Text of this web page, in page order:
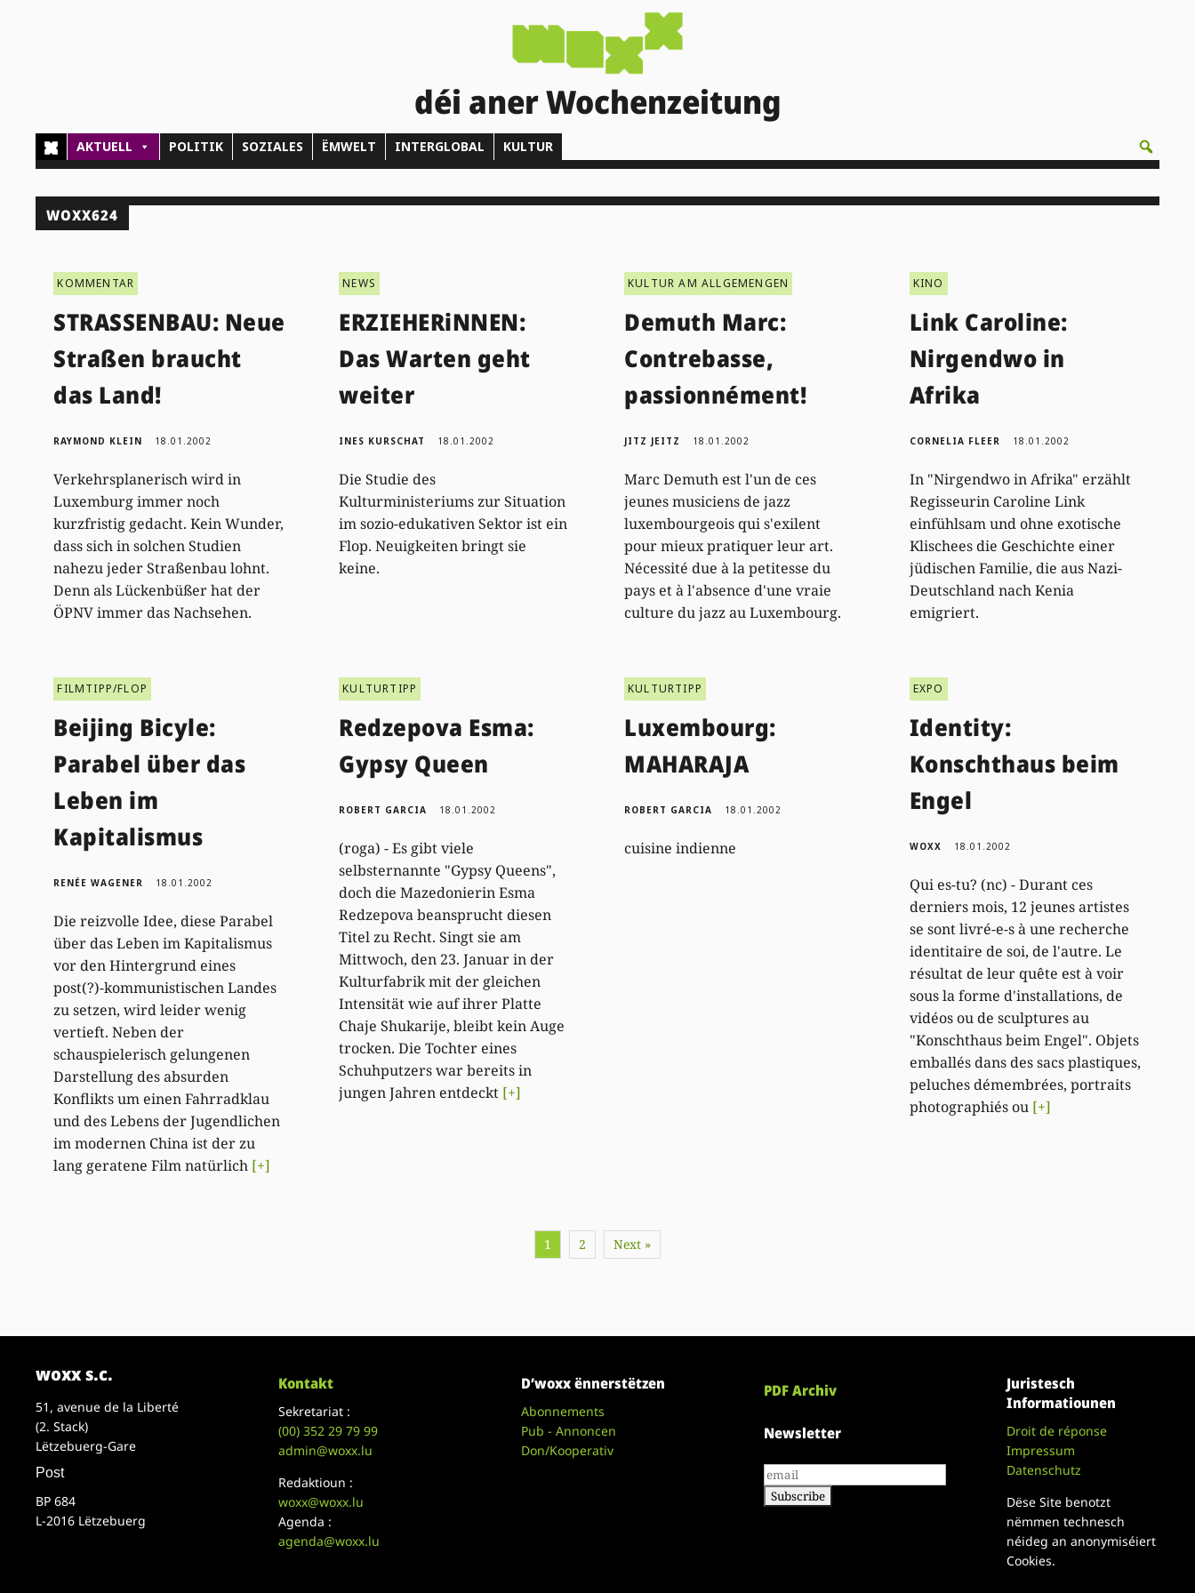
déi aner Wochenzeitung
AKTUELL POLITIK SOZIALES ËMWELT INTERGLOBAL KULTUR
WOXX624
KOMMENTAR
STRASSENBAU: Neue
Straßen braucht
das Land!
RAYMOND KLEIN 18.01.2002
Verkehrsplanerisch wird in
Luxemburg immer noch
kurzfristig gedacht. Kein Wunder,
dass sich in solchen Studien
nahezu jeder Straßenbau lohnt.
Denn als Lückenbüßer hat der
ÖPNV immer das Nachsehen.
NEWS
ERZIEHERiNNEN:
Das Warten geht
weiter
INES KURSCHAT 18.01.2002
Die Studie des
Kulturministeriums zur Situation
im sozio-edukativen Sektor ist ein
Flop. Neuigkeiten bringt sie
keine.
KULTUR AM ALLGEMENGEN
Demuth Marc:
Contrebasse,
passionnément!
JITZ JEITZ 18.01.2002
Marc Demuth est l'un de ces
jeunes musiciens de jazz
luxembourgeois qui s'exilent
pour mieux pratiquer leur art.
Nécessité due à la petitesse du
pays et à l'absence d'une vraie
culture du jazz au Luxembourg.
KINO
Link Caroline:
Nirgendwo in
Afrika
CORNELIA FLEER 18.01.2002
In "Nirgendwo in Afrika" erzählt
Regisseurin Caroline Link
einfühlsam und ohne exotische
Klischees die Geschichte einer
jüdischen Familie, die aus Nazi-
Deutschland nach Kenia
emigriert.
FILMTIPP/FLOP
Beijing Bicyle:
Parabel über das
Leben im
Kapitalismus
RENÉE WAGENER 18.01.2002
Die reizvolle Idee, diese Parabel
über das Leben im Kapitalismus
vor den Hintergrund eines
post(?)-kommunistischen Landes
zu setzen, wird leider wenig
vertieft. Neben der
schauspielerisch gelungenen
Darstellung des absurden
Konflikts um einen Fahrradklau
und des Lebens der Jugendlichen
im modernen China ist der zu
lang geratene Film natürlich [+]
KULTURTIPP
Redzepova Esma:
Gypsy Queen
ROBERT GARCIA 18.01.2002
(roga) - Es gibt viele
selbsternannte "Gypsy Queens",
doch die Mazedonierin Esma
Redzepova beansprucht diesen
Titel zu Recht. Singt sie am
Mittwoch, den 23. Januar in der
Kulturfabrik mit der gleichen
Intensität wie auf ihrer Platte
Chaje Shukarije, bleibt kein Auge
trocken. Die Tochter eines
Schuhputzers war bereits in
jungen Jahren entdeckt [+]
KULTURTIPP
Luxembourg:
MAHARAJA
ROBERT GARCIA 18.01.2002
cuisine indienne
EXPO
Identity:
Konschthaus beim
Engel
WOXX 18.01.2002
Qui es-tu? (nc) - Durant ces
derniers mois, 12 jeunes artistes
se sont livré-e-s à une recherche
identitaire de soi, de l'autre. Le
résultat de leur quête est à voir
sous la forme d'installations, de
vidéos ou de sculptures au
"Konschthaus beim Engel". Objets
emballés dans des sacs plastiques,
peluches démembrées, portraits
photographiés ou [+]
1 2 Next »
woxx s.c.
51, avenue de la Liberté
(2. Stack)
Lëtzebuerg-Gare
Post
BP 684
L-2016 Lëtzebuerg
Kontakt
Sekretariat :
(00)352 29 79 99
admin@woxx.lu
Redaktioun :
woxx@woxx.lu
Agenda :
agenda@woxx.lu
D’woxx ënnerstëtzen
Abonnements
Pub - Annoncen
Don/Kooperativ
PDF Archiv
Newsletter
Juristesch
Informatiounen
Droit de réponse
Impressum
Datenschutz
Dëse Site benotzt
nëmmen technesch
néideg an anonymiséiert
Cookies.